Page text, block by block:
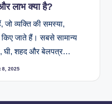
लाभ क्या है?
व्यक्ति की समस्या,
जाते हैं। सबसे सामान्य
घी, शहद और बेलपत्र…
8, 2025